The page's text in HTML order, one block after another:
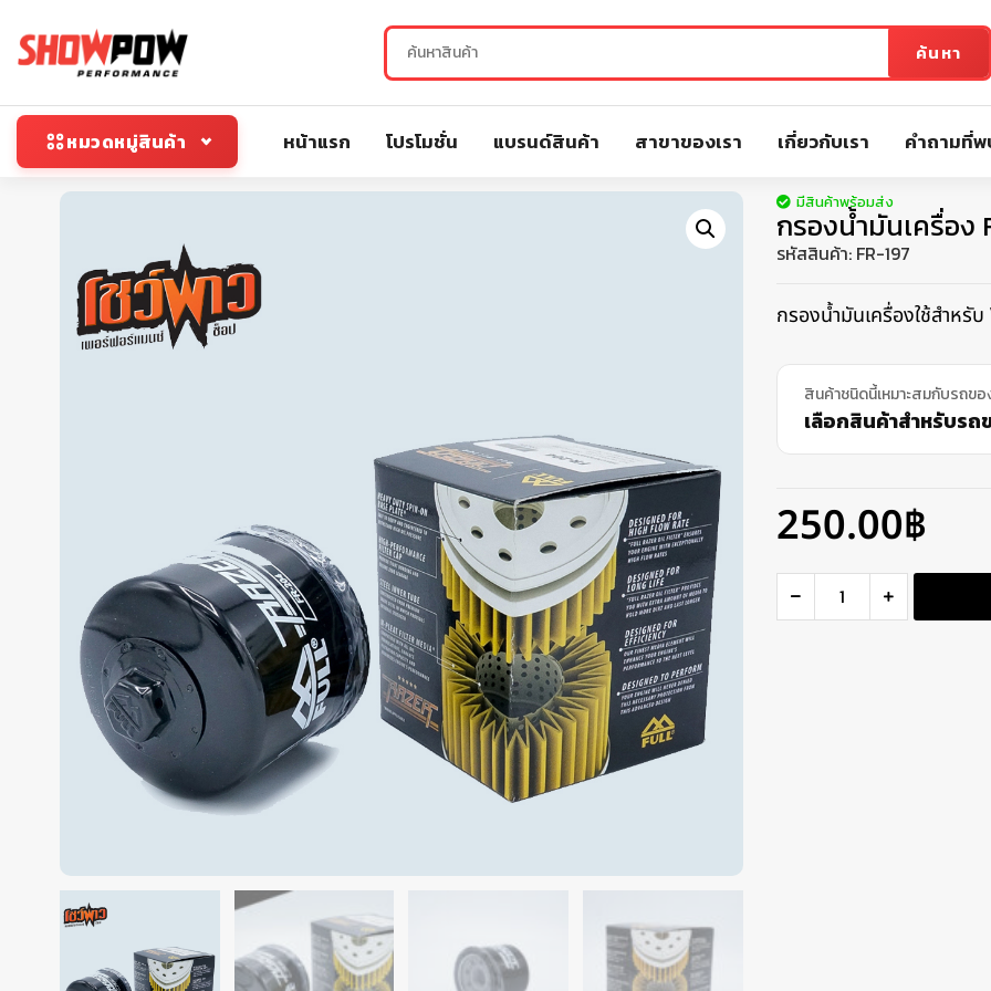
ค้นหา
หมวดหมู่สินค้า หน้าแรก โปรโมชั่น แบรนด์สินค้า สาขาของเรา เกี่ยวกับเรา คำถามที่
มีสินค้าพร้อมส่ง
กรองน้ำมันเครื่อง
รหัสสินค้า: FR-197
กรองน้ำมันเครื่องใช้สำหรั
สินค้าชนิดนี้เหมาะสมกับรถข
เลือกสินค้าสำหรับร
250.00฿